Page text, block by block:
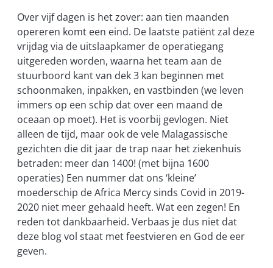
Over vijf dagen is het zover: aan tien maanden
opereren komt een eind. De laatste patiënt zal deze
vrijdag via de uitslaapkamer de operatiegang
uitgereden worden, waarna het team aan de
stuurboord kant van dek 3 kan beginnen met
schoonmaken, inpakken, en vastbinden (we leven
immers op een schip dat over een maand de
oceaan op moet). Het is voorbij gevlogen. Niet
alleen de tijd, maar ook de vele Malagassische
gezichten die dit jaar de trap naar het ziekenhuis
betraden: meer dan 1400! (met bijna 1600
operaties) Een nummer dat ons ‘kleine’
moederschip de Africa Mercy sinds Covid in 2019-
2020 niet meer gehaald heeft. Wat een zegen! En
reden tot dankbaarheid. Verbaas je dus niet dat
deze blog vol staat met feestvieren en God de eer
geven.